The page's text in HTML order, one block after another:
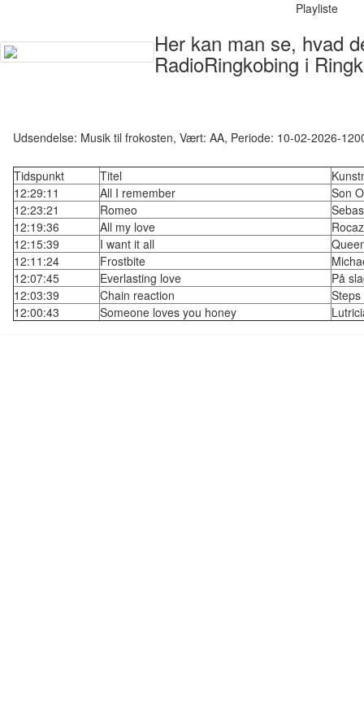
Playliste
Her kan man se, hvad
RadioRingkobing i
Udsendelse: Musik til frokosten, Vært: AA, Periode: 10-02-2026-
Tidspunkt Titel
12:29:11
All I remember
Son
12:23:21
Romeo
12:19:36
All my love
12:15:39
I want it all
12:11:24
Frostbite
12:07:45
Everlasting love
På
12:03:39
Chain reaction
Steps
12:00:43
Someone loves you honey